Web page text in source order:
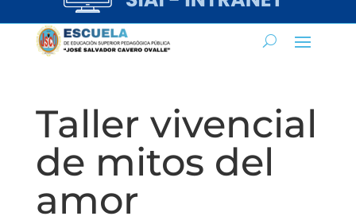
Taller vivencial
de mitos del
amor